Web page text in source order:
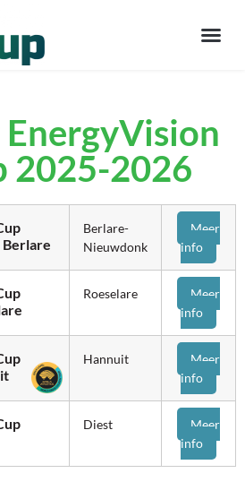
2025-2026
Berlare
Berlare-
Nieuwdonk
Meer
info
Roeselare
Meer
info
Hannuit
Meer
info
Diest
Meer
info